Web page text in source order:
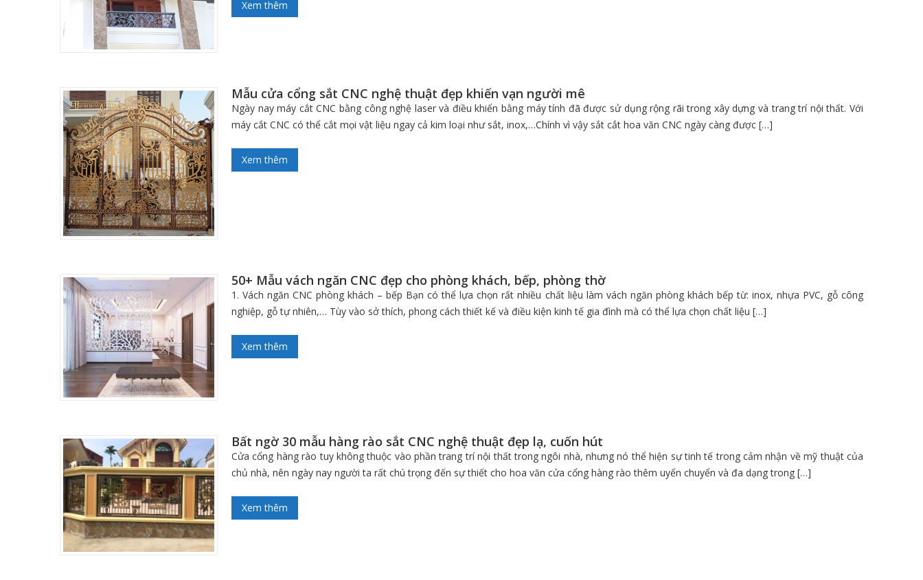
Xem thêm
Mẫu cửa cổng sắt CNC nghệ thuật đẹp khiến vạn người mê
Ngày nay máy cắt CNC bằng công nghệ laser và điều khiển bằng máy tính đã được sử dụng rộng rãi trong xây dựng và trang trí nội thất. Với
máy cắt CNC có thể cắt mọi vật liệu ngay cả kim loại như sắt, inox,…Chính vì vậy sắt cắt hoa văn CNC ngày càng được […]
Xem thêm
50+ Mẫu vách ngăn CNC đẹp cho phòng khách, bếp, phòng thờ
1. Vách ngăn CNC phòng khách – bếp Bạn có thể lựa chọn rất nhiều chất liệu làm vách ngăn phòng khách bếp từ: inox, nhựa PVC, gỗ công
nghiệp, gỗ tự nhiên,… Tùy vào sở thích, phong cách thiết kế và điều kiện kinh tế gia đình mà có thể lựa chọn chất liệu […]
Xem thêm
Bất ngờ 30 mẫu hàng rào sắt CNC nghệ thuật đẹp lạ, cuốn hút
Cửa cổng hàng rào tuy không thuộc vào phần trang trí nội thất trong ngôi nhà, nhưng nó thể hiện sự tinh tế trong cảm nhận về mỹ thuật của
chủ nhà, nên ngày nay người ta rất chú trọng đến sự thiết cho hoa văn cửa cổng hàng rào thêm uyển chuyển và đa dạng trong […]
Xem thêm